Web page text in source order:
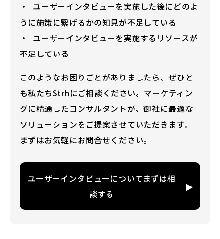
ユーザーインタビューを実施した後にどのよ
うに施策に繋げるかの知見が不足している
ユーザーインタビューを実施するリソースが
不足している
このようなお困りごとがありましたら、ぜひと
も私たちStrhにご相談ください。マーケティン
グに精通したコンサルタントが、御社に最適な
ソリューションをご提案させていただきます。
まずはお気軽にお問合せください。
ユーザーインタビューについてまずは相
談する